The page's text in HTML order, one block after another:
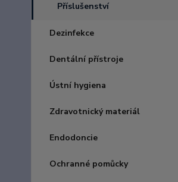
Příslušenství
Dezinfekce
Dentální přístroje
Ústní hygiena
Zdravotnický materiál
Endodoncie
Ochranné pomůcky